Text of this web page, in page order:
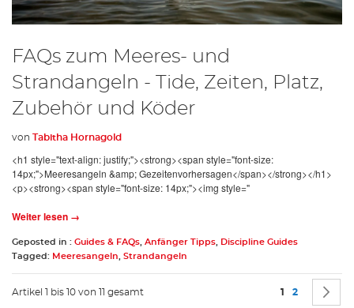
FAQs zum Meeres- und
Strandangeln - Tide, Zeiten, Platz,
Zubehör und Köder
von Tabitha Hornagold
<h1 style="text-align: justify;"><strong><span style="font-size:
14px;">Meeresangeln &amp; Gezeitenvorhersagen</span></strong></h1>
<p><strong><span style="font-size: 14px;"><img style="
Weiter lesen →
Geposted in : Guides & FAQs Anfänger Tipps
Discipline Guides
Tagged: Meeresangeln Strandangeln
Artikel 1 bis 10 von 11 gesamt Seite
Sie lesen
1 Seite
2